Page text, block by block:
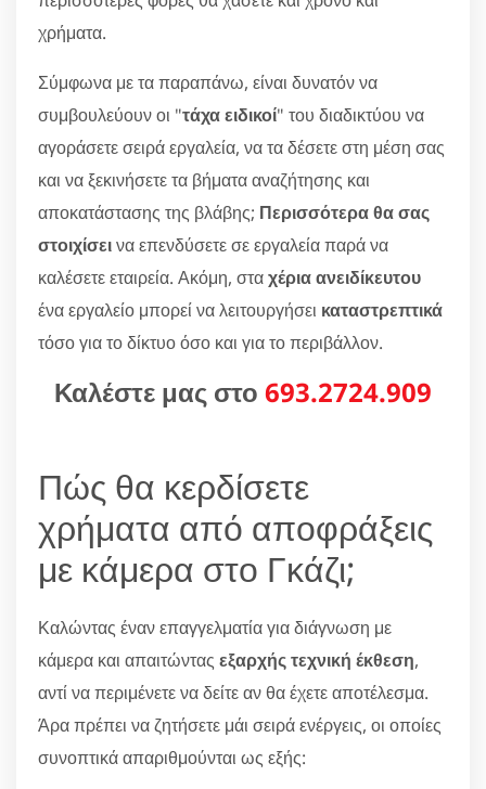
χρήματα.
Σύμφωνα με τα παραπάνω, είναι δυνατόν να
συμβουλεύουν οι "τάχα ειδικοί" του διαδικτύου να
αγοράσετε σειρά εργαλεία, να τα δέσετε στη μέση σας
και να ξεκινήσετε τα βήματα αναζήτησης και
αποκατάστασης της βλάβης; Περισσότερα θα σας
στοιχίσεινα επενδύσετε σε εργαλεία παρά να
καλέσετε εταιρεία. Ακόμη, σταχέρια ανειδίκευτου
ένα εργαλείο μπορεί να λειτουργήσει καταστρεπτικά
τόσο για το δίκτυο όσο και για το περιβάλλον.
Καλέστε μας στο 693.2724.909
Πώς θα κερδίσετε
χρήματα από αποφράξεις
με κάμερα στο Γκάζι;
Καλώντας έναν επαγγελματία για διάγνωση με
κάμερα και απαιτώντας εξαρχής τεχνική έκθεση,
αντί να περιμένετε να δείτε αν θα έχετε αποτέλεσμα.
Άρα πρέπει να ζητήσετε μάι σειρά ενέργεις, οι οποίες
συνοπτικά απαριθμούνται ως εξής: